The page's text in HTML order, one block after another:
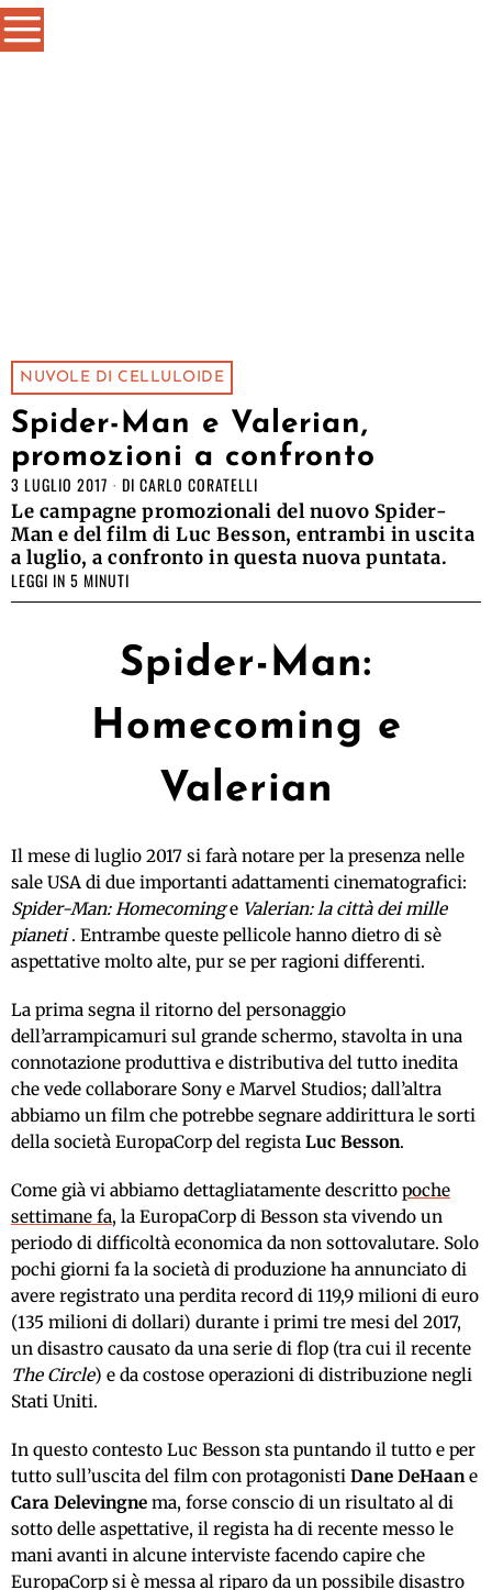
NUVOLE DI CELLULOIDE
Spider-Man e Valerian,
promozioni a confronto
3 LUGLIO 2017 DI CARLO CORATELLI
Le campagne promozionali del nuovo Spider-
Man e del film di Luc Besson, entrambi in uscita
a luglio, a confronto in questa nuova puntata.
LEGGI IN 5 MINUTI
Spider-Man:
Homecoming e
Valerian
Il mese di luglio 2017 si farà notare per la presenza nelle
sale USA di due importanti adattamenti cinematografici:
Spider-Man: Homecominge Valerian: la città dei mille
pianeti. Entrambe queste pellicole hanno dietro di sè
aspettative molto alte, pur se per ragioni differenti.
La prima segna il ritorno del personaggio
dell’arrampicamuri sul grande schermo, stavolta in una
connotazione produttiva e distributiva del tutto inedita
che vede collaborare Sony e Marvel Studios; dall’altra
abbiamo un film che potrebbe segnare addirittura le sorti
della società EuropaCorp del regista Luc Besson.
Come già vi abbiamo dettagliatamente descritto poche
settimane fa, la EuropaCorp di Besson sta vivendo un
periodo di difficoltà economica da non sottovalutare. Solo
pochi giorni fa la società di produzione ha annunciato di
avere registrato una perdita record di 119,9 milioni di euro
(135 milioni di dollari) durante i primi tre mesi del 2017,
un disastro causato da una serie di flop (tra cui il recente
The Circle) e da costose operazioni di distribuzione negli
Stati Uniti.
In questo contesto Luc Besson sta puntando il tutto e per
tutto sull’uscita del film con protagonisti Dane DeHaane
Cara Delevingne ma, forse conscio di un risultato al di
sotto delle aspettative, il regista ha di recente messo le
mani avanti in alcune interviste facendo capire che
EuropaCorp si è messa al riparo da un possibile disastro